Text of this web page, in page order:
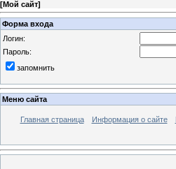
[Мой сайт]
Форма входа
Логин:
Пароль:
запомнить
Меню сайта
Главная страница Информация о сайте